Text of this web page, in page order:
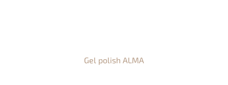
Gel polish ALMA